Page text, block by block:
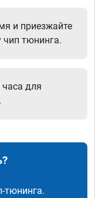
и приезжайте
чип тюнинга.
для
тюнинга.